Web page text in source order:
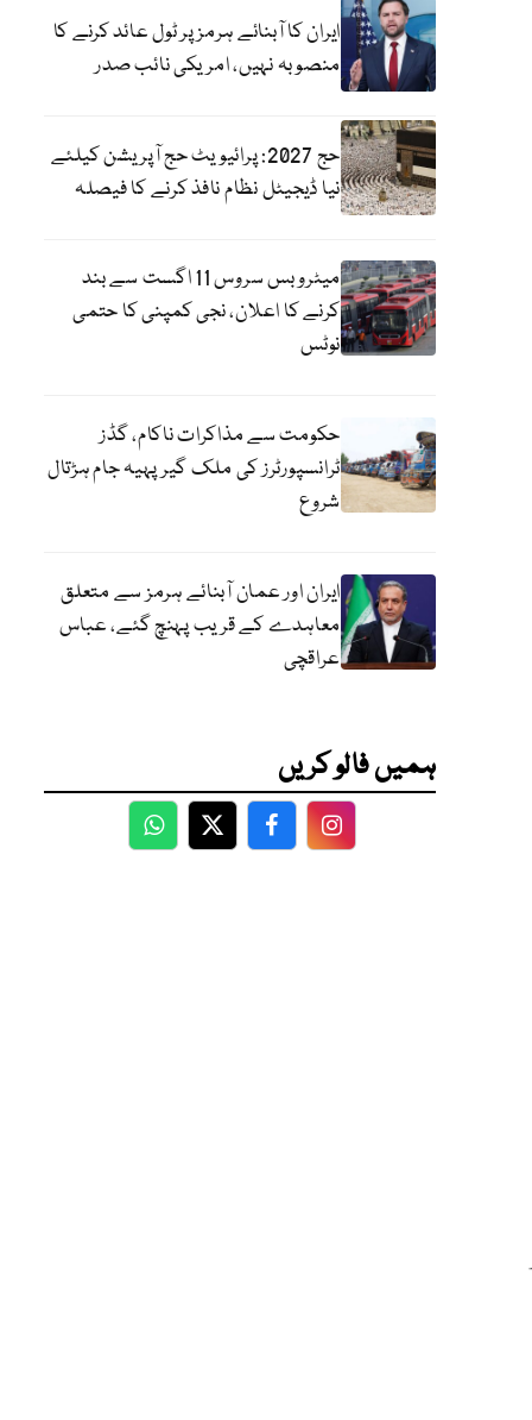
ایران کا آبنائے ہرمز پر ٹول عائد کرنے کا
منصوبہ نہیں، امریکی نائب صدر
حج 2027: پرائیویٹ حج آپریشن کیلئے
نیا ڈیجیٹل نظام نافذ کرنے کا فیصلہ
میٹرو بس سروس 11 اگست سے بند
کرنے کا اعلان، نجی کمپنی کا حتمی
نوٹس
حکومت سے مذاکرات ناکام، گڈز
ٹرانسپورٹرز کی ملک گیر پہیہ جام ہڑتال
شروع
ایران اور عمان آبنائے ہرمز سے متعلق
معاہدے کے قریب پہنچ گئے، عباس
عراقچی
ہمیں فالو کریں
WhatsApp
TwitterFacebookFacebook